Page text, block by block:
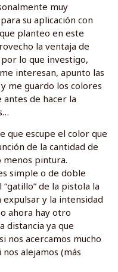
muy
su aplicación con
planteo en este
la ventaja de
lo que investigo,
interesan, apunto las
me guardo los colores
antes de hacer la
que escupe el color que
de la cantidad de
menos pintura.
simple o de doble
de la pistola la
expulsar y la intensidad
ahora hay otro
distancia ya que
nos acercamos mucho
alejamos (más